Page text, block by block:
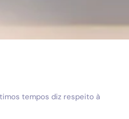
tempos diz respeito à